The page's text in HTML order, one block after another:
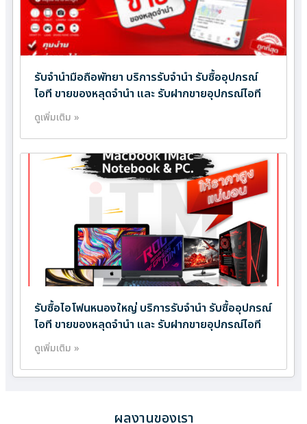
รับจำนำมือถือพัทยา บริการรับจำนำ รับซื้ออุปกรณ์
ไอที ขายของหลุดจำนำ และ รับฝากขายอุปกรณ์ไอที
ดูเพิ่มเติม »
รับซื้อไอโฟนหนองใหญ่ บริการรับจำนำ รับซื้ออุปกรณ์
ไอที ขายของหลุดจำนำ และ รับฝากขายอุปกรณ์ไอที
ดูเพิ่มเติม »
ผลงานของเรา